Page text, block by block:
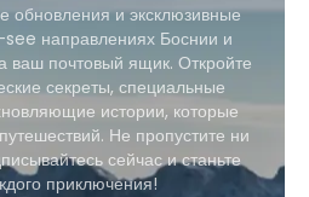
обновления и эксклюзивные
направлениях Боснии и
ваш почтовый ящик. Откройте
секреты, специальные
истории, которые
Не пропустите ни
сейчас и станьте
приключения!